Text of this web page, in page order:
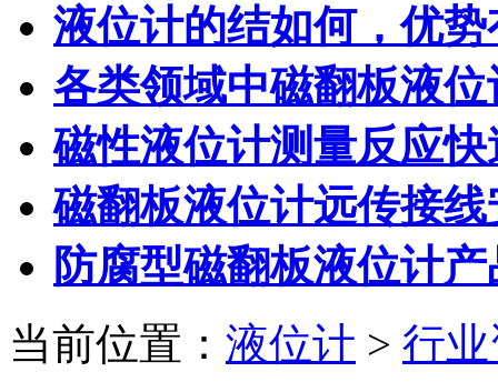
液位计的结如何，优
各类领域中磁翻板液
磁性液位计测量反应
磁翻板液位计远传接
防腐型磁翻板液位计
当前位置： 液位计 > 行